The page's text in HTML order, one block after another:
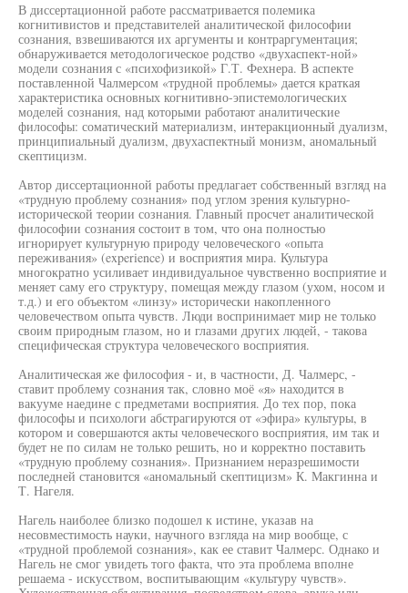
В диссертационной работе рассматривается полемика
когнитивистов и представителей аналитической философии
сознания, взвешиваются их аргументы и контраргументация;
обнаруживается методологическое родство «двухаспект-ной»
модели сознания с «психофизикой» Г.Т. Фехнера. В аспекте
поставленной Чалмерсом «трудной проблемы» дается краткая
характеристика основных когнитивно-эпистемологических
моделей сознания, над которыми работают аналитические
философы: соматический материализм, интеракционный дуализм,
принципиальный дуализм, двухаспектный монизм, аномальный
скептицизм.
Автор диссертационной работы предлагает собственный взгляд на
«трудную проблему сознания» под углом зрения культурно-
исторической теории сознания. Главный просчет аналитической
философии сознания состоит в том, что она полностью
игнорирует культурную природу человеческого «опыта
переживания» (experience) и восприятия мира. Культура
многократно усиливает индивидуальное чувственно восприятие и
меняет саму его структуру, помещая между глазом (ухом, носом и
т.д.) и его объектом «линзу» исторически накопленного
человечеством опыта чувств. Люди воспринимает мир не только
своим природным глазом, но и глазами других людей, - такова
специфическая структура человеческого восприятия.
Аналитическая же философия - и, в частности, Д. Чалмерс, -
ставит проблему сознания так, словно моё «я» находится в
вакууме наедине с предметами восприятия. До тех пор, пока
философы и психологи абстрагируются от «эфира» культуры, в
котором и совершаются акты человеческого восприятия, им так и
будет не по силам не только решить, но и корректно поставить
«трудную проблему сознания». Признанием неразрешимости
последней становится «аномальный скептицизм» К. Макгинна и
Т. Нагеля.
Нагель наиболее близко подошел к истине, указав на
несовместимость науки, научного взгляда на мир вообще, с
«трудной проблемой сознания», как ее ставит Чалмерс. Однако и
Нагель не смог увидеть того факта, что эта проблема вполне
решаема - искусством, воспитывающим «культуру чувств».